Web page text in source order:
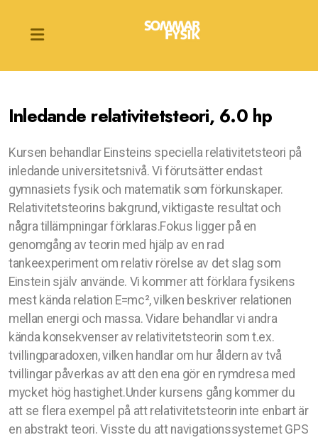
Inledande relativitetsteori, 6.0 hp
Kursen behandlar Einsteins speciella relativitetsteori på
inledande universitetsnivå. Vi förutsätter endast
gymnasiets fysik och matematik som förkunskaper.
Relativitetsteorins bakgrund, viktigaste resultat och
några tillämpningar förklaras.Fokus ligger på en
genomgång av teorin med hjälp av en rad
tankeexperiment om relativ rörelse av det slag som
Einstein själv använde. Vi kommer att förklara fysikens
mest kända relation E=mc², vilken beskriver relationen
mellan energi och massa. Vidare behandlar vi andra
kända konsekvenser av relativitetsteorin som t.ex.
tvillingparadoxen, vilken handlar om hur åldern av två
tvillingar påverkas av att den ena gör en rymdresa med
mycket hög hastighet.Under kursens gång kommer du
att se flera exempel på att relativitetsteorin inte enbart är
en abstrakt teori. Visste du att navigationssystemet GPS
Inledande relativitetsteori
Förberedande kurs i fysik